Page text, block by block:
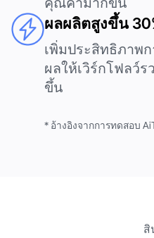
ผลผลิตสูงขึ้น
เพิ่มประสิทธิภาพ
ผลให้เวิร์กโฟลว์ร
ขึ้น
* อ้างอิงจากการทดสอบ
สิ